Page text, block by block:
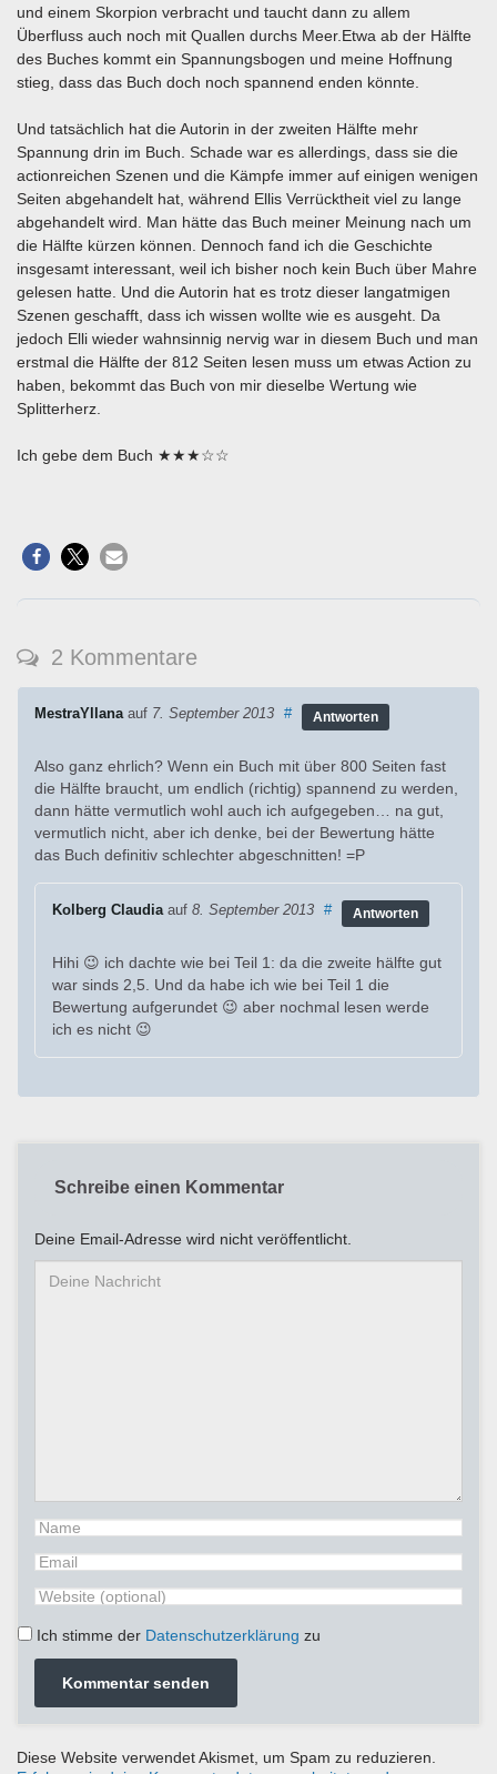
und einem Skorpion verbracht und taucht dann zu allem
Überfluss auch noch mit Quallen durchs Meer.Etwa ab der Hälfte
des Buches kommt ein Spannungsbogen und meine Hoffnung
stieg, dass das Buch doch noch spannend enden könnte.
Und tatsächlich hat die Autorin in der zweiten Hälfte mehr
Spannung drin im Buch. Schade war es allerdings, dass sie die
actionreichen Szenen und die Kämpfe immer auf einigen wenigen
Seiten abgehandelt hat, während Ellis Verrücktheit viel zu lange
abgehandelt wird. Man hätte das Buch meiner Meinung nach um
die Hälfte kürzen können. Dennoch fand ich die Geschichte
insgesamt interessant, weil ich bisher noch kein Buch über Mahre
gelesen hatte. Und die Autorin hat es trotz dieser langatmigen
Szenen geschafft, dass ich wissen wollte wie es ausgeht. Da
jedoch Elli wieder wahnsinnig nervig war in diesem Buch und man
erstmal die Hälfte der 812 Seiten lesen muss um etwas Action zu
haben, bekommt das Buch von mir dieselbe Wertung wie
Splitterherz.
Ich gebe dem Buch ★★★☆☆
2 Kommentare
MestraYllanaauf 7. September 2013 # Antworten
Also ganz ehrlich? Wenn ein Buch mit über 800 Seiten fast
die Hälfte braucht, um endlich (richtig) spannend zu werden,
dann hätte vermutlich wohl auch ich aufgegeben… na gut,
vermutlich nicht, aber ich denke, bei der Bewertung hätte
das Buch definitiv schlechter abgeschnitten! =P
Kolberg Claudiaauf 8. September 2013 # Antworten
Hihi 😉 ich dachte wie bei Teil 1: da die zweite hälfte gut
war sinds 2,5. Und da habe ich wie bei Teil 1 die
Bewertung aufgerundet 😉 aber nochmal lesen werde
ich es nicht 😉
Schreibe einen Kommentar
Deine Email-Adresse wird nicht veröffentlicht.
Ich stimme der Datenschutzerklärung zu
Diese Website verwendet Akismet, um Spam zu reduzieren.